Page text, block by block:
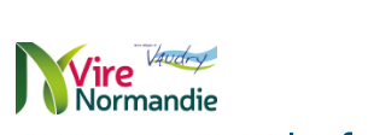
content